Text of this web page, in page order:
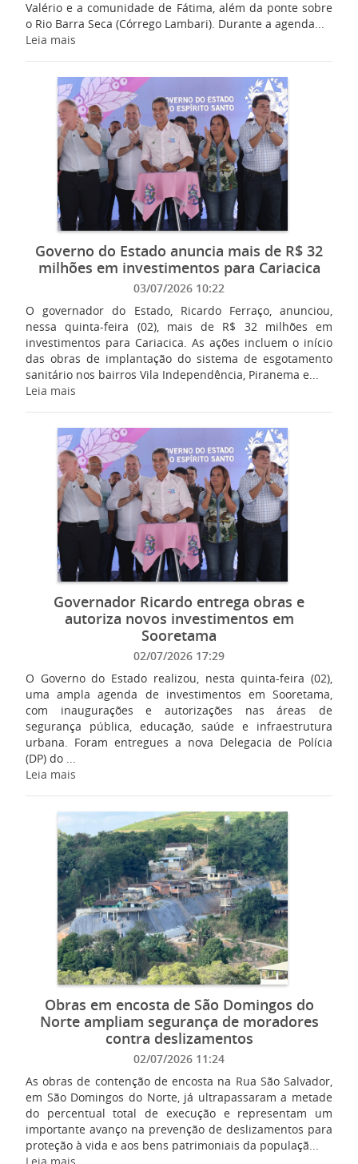
Valério e a comunidade de Fátima, além da ponte sobre
o Rio Barra Seca (Córrego Lambari). Durante a agenda...
Leia mais
Governo do Estado anuncia mais de R$ 32
milhões em investimentos para Cariacica
03/07/2026 10:22
O governador do Estado, Ricardo Ferraço, anunciou,
nessa quinta-feira (02), mais de R$ 32 milhões em
investimentos para Cariacica. As ações incluem o início
das obras de implantação do sistema de esgotamento
sanitário nos bairros Vila Independência, Piranema e...
Leia mais
Governador Ricardo entrega obras e
autoriza novos investimentos em
Sooretama
02/07/2026 17:29
O Governo do Estado realizou, nesta quinta-feira (02),
uma ampla agenda de investimentos em Sooretama,
com inaugurações e autorizações nas áreas de
segurança pública, educação, saúde e infraestrutura
urbana. Foram entregues a nova Delegacia de Polícia
(DP) do ...
Leia mais
Obras em encosta de São Domingos do
Norte ampliam segurança de moradores
contra deslizamentos
02/07/2026 11:24
As obras de contenção de encosta na Rua São Salvador,
em São Domingos do Norte, já ultrapassaram a metade
do percentual total de execução e representam um
importante avanço na prevenção de deslizamentos para
proteção à vida e aos bens patrimoniais da populaçã...